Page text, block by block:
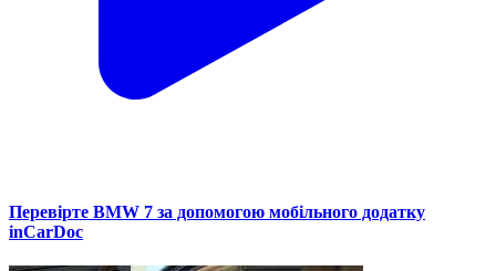
Перевірте BMW 7 за допомогою мобільного додатку
inCarDoc